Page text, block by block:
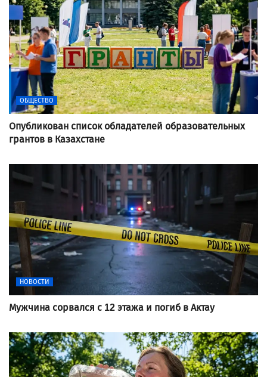
ОБЩЕСТВО
Опубликован список обладателей образовательных
грантов в Казахстане
НОВОСТИ
Мужчина сорвался с 12 этажа и погиб в Актау